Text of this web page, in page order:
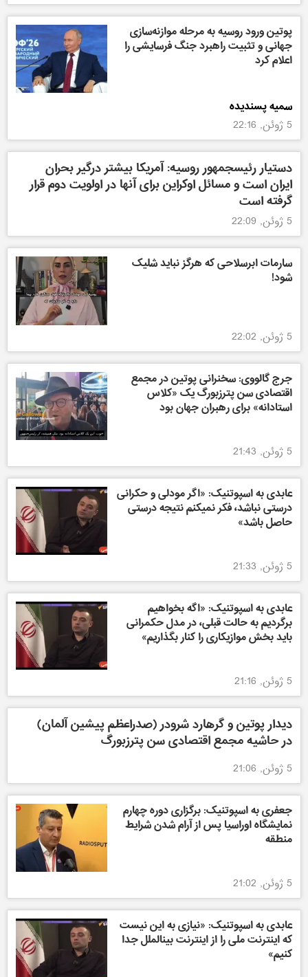
پوتین ورود روسیه به مرحله موازنه‌سازی
جهانی و تثبیت راهبرد جنگ فرسایشی را
اعلام کرد
سمیه پسندیده
5 ژوئن, 22:16
دستیار رئیسجمهور روسیه: آمریکا بیشتر درگیر بحران
ایران است و مسائل اوکراین برای آنها در اولویت دوم قرار
گرفته است
5 ژوئن, 22:09
سارمات ابرسلاحی که هرگز نباید شلیک
شود!
5 ژوئن, 22:02
جرج گالووی: سخنرانی پوتین در مجمع
اقتصادی سن پترزبورگ یک «کلاس
استادانه» برای رهبران جهان بود
5 ژوئن, 21:43
عابدی به اسپوتنیک: «اگر مودلی و حکرانی
درستی نباشد، فکر نمیکنم نتیجه درستی
حاصل باشد»
5 ژوئن, 21:33
عابدی به اسپوتنیک: «اگه بخواهیم
برگردیم به حالت قبلی، در مدل حکمرانی
باید بخش موازیکاری را کنار بگذاریم»
5 ژوئن, 21:16
دیدار پوتین و گرهارد شرودر (صدراعظم پیشین آلمان)
در حاشیه مجمع اقتصادی سن پترزبورگ
5 ژوئن, 21:06
جعفری به اسپوتنیک: برگزاری دوره چهارم
نمایشگاه اوراسیا پس از آرام شدن شرایط
منطقه
5 ژوئن, 21:02
عابدی به اسپوتنیک: «نیازی به این نیست
که اینترنت ملی را از اینترنت بینالملل جدا
کنیم»